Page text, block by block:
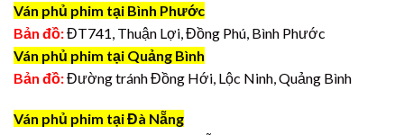
Ván phủ phim tại Bình Phước
Bản đồ:ĐT741, Thuận Lợi, Đồng Phú, Bình Phước
Ván phủ phim tại Quảng Bình
Bản đồ:Đường tránh Đồng Hới, Lộc Ninh, Quảng Bình
Ván phủ phim tại Đà Nẵng